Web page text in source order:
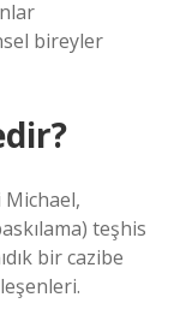
bireyler
teşhis
bir cazibe